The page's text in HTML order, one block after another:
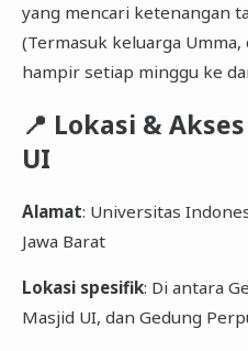
yang mencari ketenangan
(Termasuk keluarga
hampir setiap minggu ke
📍 Lokasi &
UI
Alamat: Universitas
Jawa Barat
Lokasi spesifik: Di antara
Masjid UI, dan Gedung